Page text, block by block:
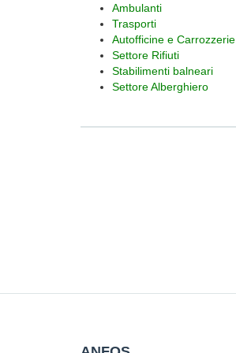
Ambulanti
Trasporti
Autofficine e Carrozzerie
Settore Rifiuti
Stabilimenti balneari
Settore Alberghiero